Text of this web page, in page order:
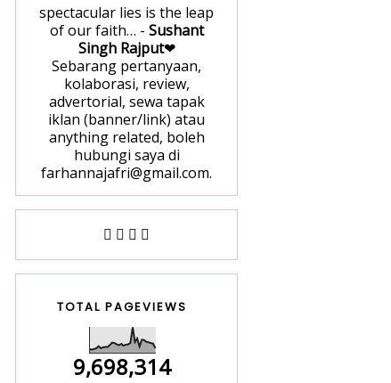
spectacular lies is the leap
of our faith… - Sushant
Singh Rajput❤
Sebarang pertanyaan,
kolaborasi, review,
advertorial, sewa tapak
iklan (banner/link) atau
anything related, boleh
hubungi saya di
farhannajafri@gmail.com.
TOTAL PAGEVIEWS
9,698,314